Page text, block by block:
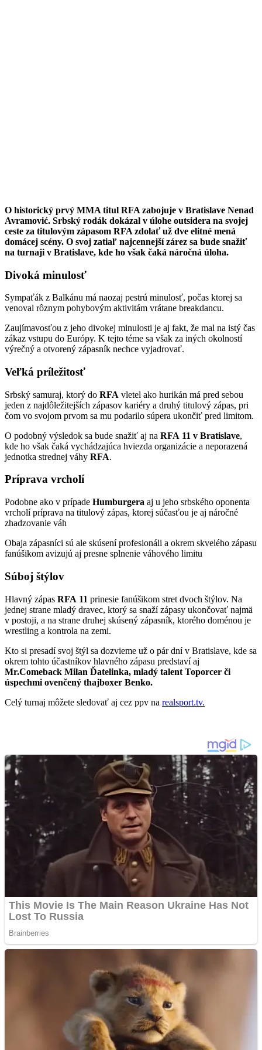
O historický prvý MMA titul RFA zabojuje v Bratislave Nenad
Avramović. Srbský rodák dokázal v úlohe outsidera na svojej
ceste za titulovým zápasom RFA zdolať už dve elitné mená
domácej scény. O svoj zatiaľ najcennejší zárez sa bude snažiť
na turnaji v Bratislave, kde ho však čaká náročná úloha.
Divoká minulosť
Sympaťák z Balkánu má naozaj pestrú minulosť, počas ktorej sa
venoval rôznym pohybovým aktivitám vrátane breakdancu.
Zaujímavosťou z jeho divokej minulosti je aj fakt, že mal na istý čas
zákaz vstupu do Európy. K tejto téme sa však za iných okolností
výrečný a otvorený zápasník nechce vyjadrovať.
Veľká príležitosť
Srbský samuraj, ktorý do RFA vletel ako hurikán má pred sebou
jeden z najdôležitejších zápasov kariéry a druhý titulový zápas, pri
čom vo svojom prvom sa mu podarilo súpera ukončiť pred limitom.
O podobný výsledok sa bude snažiť aj na RFA 11 v Bratislave,
kde ho však čaká vychádzajúca hviezda organizácie a neporazená
jednotka strednej váhy RFA.
Príprava vrcholí
Podobne ako v prípade Humburgera aj u jeho srbského oponenta
vrcholí príprava na titulový zápas, ktorej súčasťou je aj náročné
zhadzovanie váh
Obaja zápasníci sú ale skúsení profesionáli a okrem skvelého zápasu
fanúšikom avizujú aj presne splnenie váhového limitu
Súboj štýlov
Hlavný zápas RFA 11 prinesie fanúšikom stret dvoch štýlov. Na
jednej strane mladý dravec, ktorý sa snaží zápasy ukončovať najmä
v postoji, a na strane druhej skúsený zápasník, ktorého doménou je
wrestling a kontrola na zemi.
Kto si presadí svoj štýl sa dozvieme už o pár dní v Bratislave, kde sa
okrem tohto účastníkov hlavného zápasu predstaví aj
Mr.Comeback Milan Ďatelinka, mladý talent Toporcer či
úspechmi ovenčený thajboxer Benko.
Celý turnaj môžete sledovať aj cez ppv na realsport.tv.